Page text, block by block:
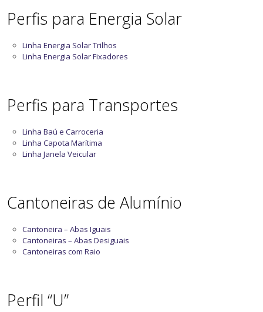
Perfis para Energia Solar
Linha Energia Solar Trilhos
Linha Energia Solar Fixadores
Perfis para Transportes
Linha Baú e Carroceria
Linha Capota Marítima
Linha Janela Veicular
Cantoneiras de Alumínio
Cantoneira – Abas Iguais
Cantoneiras – Abas Desiguais
Cantoneiras com Raio
Perfil “U”